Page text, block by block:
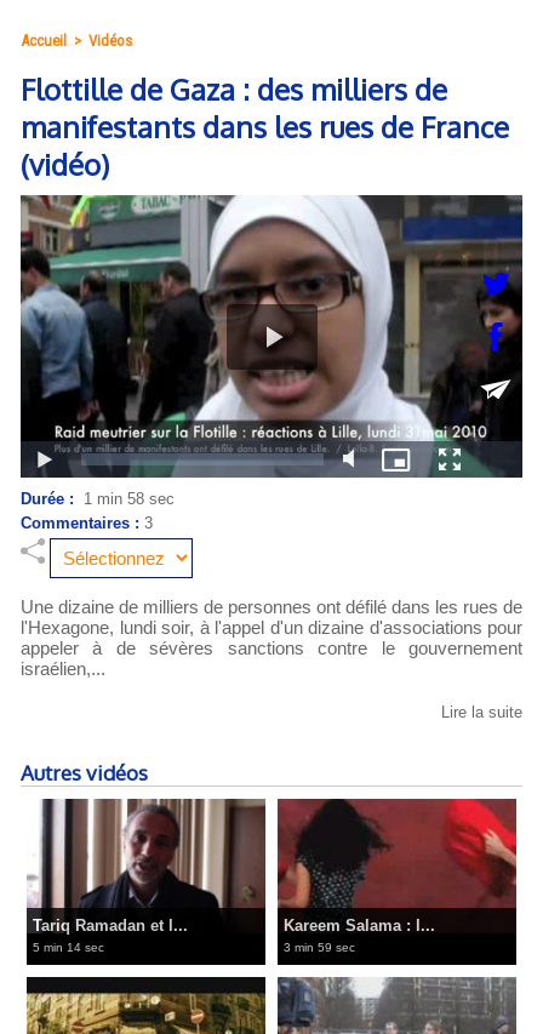
Accueil > Vidéos
Flottille de Gaza : des milliers de
manifestants dans les rues de France
(vidéo)
Durée :
1 min 58 sec
Commentaires : 3
Une dizaine de milliers de personnes ont défilé dans les rues de
l'Hexagone, lundi soir, à l'appel d'un dizaine d'associations pour
appeler à de sévères sanctions contre le gouvernement
israélien,...
Lire la suite
Autres vidéos
Tariq Ramadan et l...
5 min 14 sec
Kareem Salama : l...
3 min 59 sec